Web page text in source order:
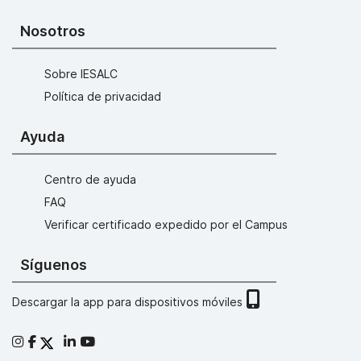
Nosotros
Sobre IESALC
Política de privacidad
Ayuda
Centro de ayuda
FAQ
Verificar certificado expedido por el Campus
Síguenos
Descargar la app para dispositivos móviles